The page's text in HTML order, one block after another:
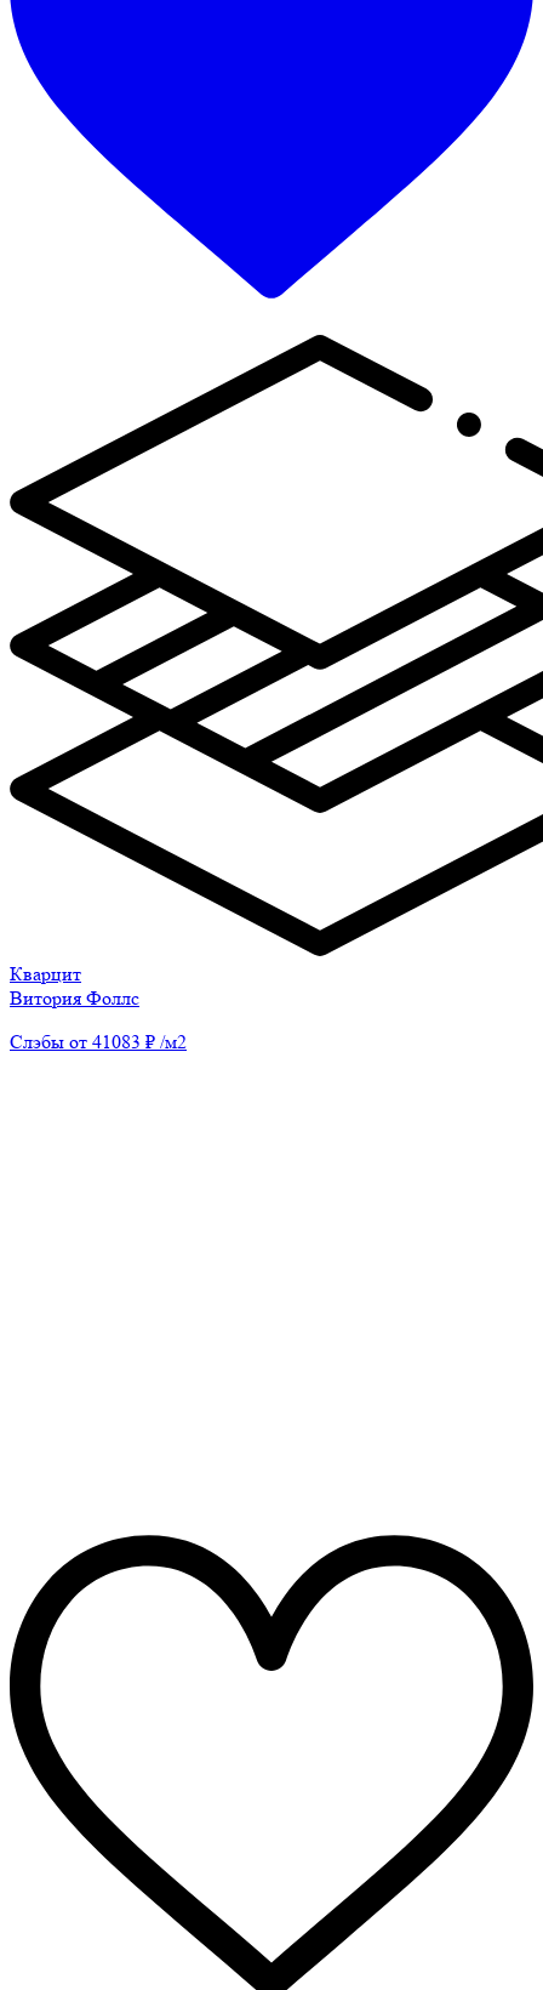
Кварцит
Витория Фоллс
Слэбы от 41083 ₽ /м2